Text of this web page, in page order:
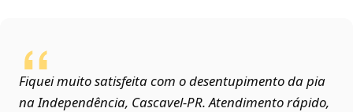
Fiquei muito satisfeita com o desentupimento da pia
na Independência, Cascavel‑PR. Atendimento rápido,